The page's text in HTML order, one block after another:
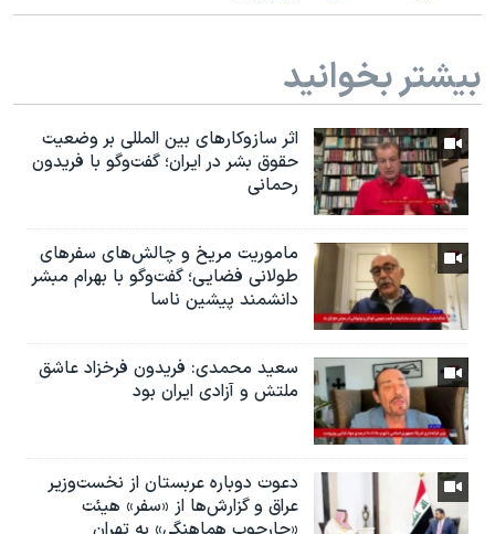
بیشتر بخوانید
اثر ساز‌و‌کارهای بین المللی بر وضعیت
حقوق بشر در ایران؛ گفت‌وگو با فریدون
رحمانی
ماموریت مریخ و چالش‌های سفرهای
طولانی فضایی؛ گفت‌وگو با بهرام مبشر
دانشمند پیشین ناسا
سعید محمدی: فریدون فرخزاد عاشق
ملتش و آزادی ایران بود
دعوت دوباره عربستان از نخست‌وزیر
عراق و گزارش‌ها از «سفر» هیئت